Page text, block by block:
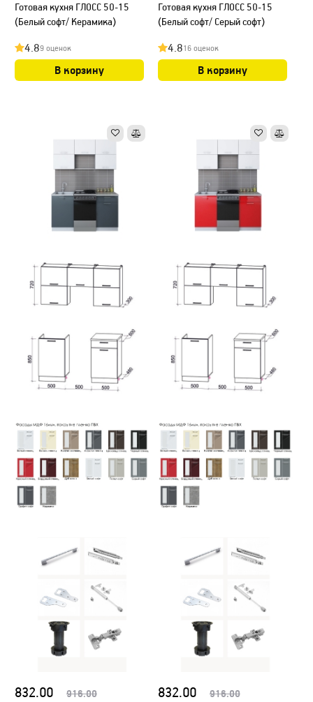
Готовая кухня ГЛОСС 50-15
(Белый софт/ Керамика)
4.89 оценок
В корзину
Готовая кухня ГЛОСС 50-15
(Белый софт/ Серый софт)
4.816 оценок
В корзину
832.00 916.00 832.00 916.00